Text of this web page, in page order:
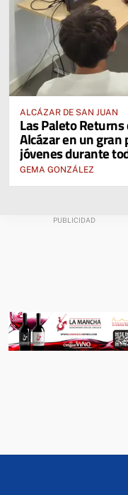
ALCÁZAR DE SAN JUAN
Las Paleto
Alcázar en un
jóvenes durante
GEMA GONZÁLEZ